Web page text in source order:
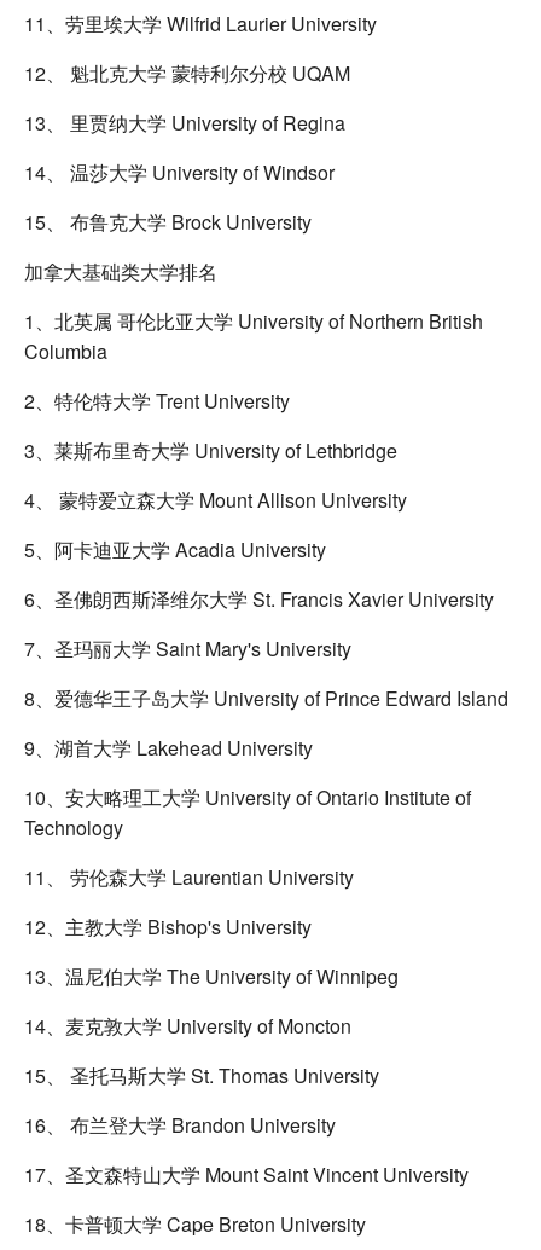
11、劳里埃大学 Wilfrid Laurier University
12、 魁北克大学 蒙特利尔分校 UQAM
13、 里贾纳大学 University of Regina
14、 温莎大学 University of Windsor
15、 布鲁克大学 Brock University
加拿大基础类大学排名
1、北英属 哥伦比亚大学 University of Northern British
Columbia
2、特伦特大学 Trent University
3、莱斯布里奇大学 University of Lethbridge
4、 蒙特爱立森大学 Mount Allison University
5、阿卡迪亚大学 Acadia University
6、圣佛朗西斯泽维尔大学 St. Francis Xavier University
7、圣玛丽大学 Saint Mary's University
8、爱德华王子岛大学 University of Prince Edward Island
9、湖首大学 Lakehead University
10、安大略理工大学 University of Ontario Institute of
Technology
11、 劳伦森大学 Laurentian University
12、主教大学 Bishop's University
13、温尼伯大学 The University of Winnipeg
14、麦克敦大学 University of Moncton
15、 圣托马斯大学 St. Thomas University
16、 布兰登大学 Brandon University
17、圣文森特山大学 Mount Saint Vincent University
18、卡普顿大学 Cape Breton University